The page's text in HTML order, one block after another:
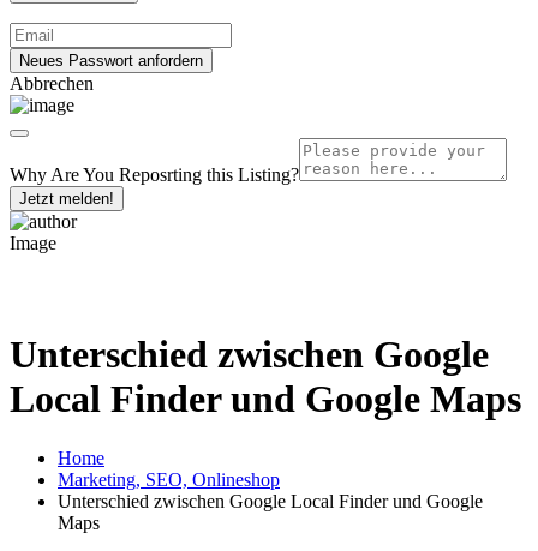
Abbrechen
Why Are You Reposrting this Listing?
Jetzt melden!
Unterschied zwischen Google
Local Finder und Google Maps
Home
Marketing, SEO, Onlineshop
Unterschied zwischen Google Local Finder und Google
Maps